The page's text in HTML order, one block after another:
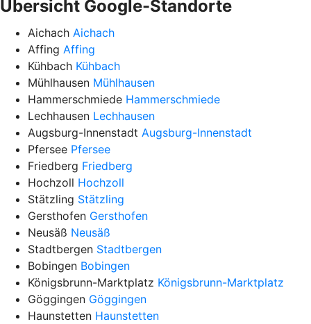
Übersicht Google-Standorte
Aichach Aichach
Affing Affing
Kühbach Kühbach
Mühlhausen Mühlhausen
Hammerschmiede Hammerschmiede
Lechhausen Lechhausen
Augsburg-Innenstadt Augsburg-Innenstadt
Pfersee Pfersee
Friedberg Friedberg
Hochzoll Hochzoll
Stätzling Stätzling
Gersthofen Gersthofen
Neusäß Neusäß
Stadtbergen Stadtbergen
Bobingen Bobingen
Königsbrunn-Marktplatz Königsbrunn-Marktplatz
Göggingen Göggingen
Haunstetten Haunstetten